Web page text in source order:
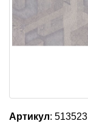
Артикул: 513523